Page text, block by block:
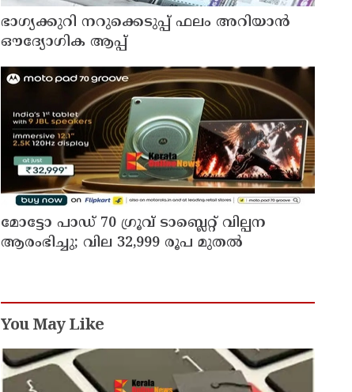
ഭാഗ്യക്കുറി നറുക്കെടുപ്പ് ഫലം അറിയാൻ
ഔദ്യോഗിക ആപ്പ്
മോട്ടോ പാഡ് 70 ഗ്രൂവ് ടാബ്ലെറ്റ് വില്പന
ആരംഭിച്ചു; വില 32,999 രൂപ മുതൽ
You May Like